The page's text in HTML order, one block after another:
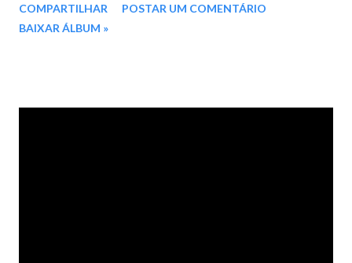
Valentão 08. Você Não Pode Parar 09. A Namorada 10. Ontem E
COMPARTILHAR
POSTAR UM COMENTÁRIO
BAIXAR ÁLBUM »